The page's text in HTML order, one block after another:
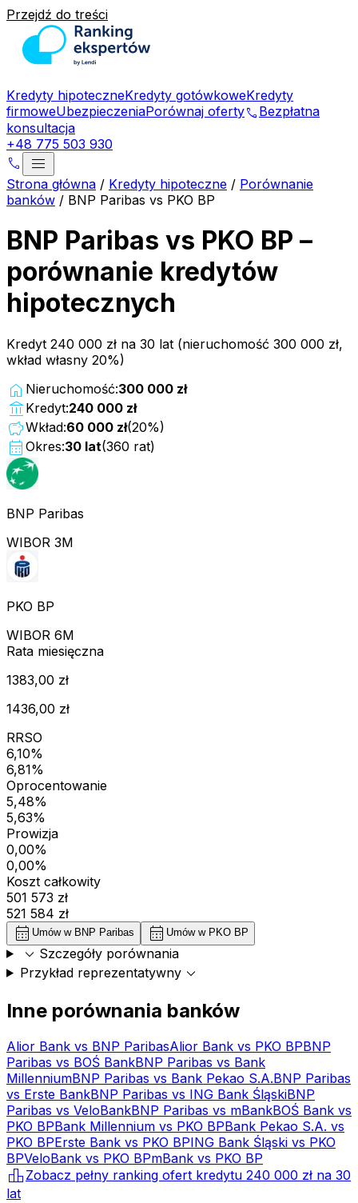
Przejdź do treści
Kredyty hipoteczneKredyty gotówkoweKredyty
firmoweUbezpieczeniaPorównaj ofertyphone Bezpłatna
konsultacja
+48 775 503 930
phone menu
Strona główna / Kredyty hipoteczne / Porównanie
banków / BNP Paribas vs PKO BP
BNP Paribas vs PKO BP –
porównanie kredytów
hipotecznych
Kredyt 240 000 zł na 30 lat (nieruchomość 300 000 zł,
wkład własny 20%)
home Nieruchomość:300 000 zł
account_balance Kredyt:240 000 zł
savingsWkład:60 000 zł(20%)
calendar_month Okres:30 lat(360 rat)
BNP Paribas
WIBOR 3M
PKO BP
WIBOR 6M
Rata miesięczna
1383,00 zł
1436,00 zł
RRSO
6,10%
6,81%
Oprocentowanie
5,48%
5,63%
Prowizja
0,00%
0,00%
Koszt całkowity
501 573 zł
521 584 zł
calendar_month Umów w BNP Paribas calendar_month Umów w PKO BP
expand_more Szczegóły porównania
Przykład reprezentatywnyexpand_more
Inne porównania banków
Alior Bank vs BNP ParibasAlior Bank vs PKO BPBNP
Paribas vs BOŚ BankBNP Paribas vs Bank
MillenniumBNP Paribas vs Bank Pekao S.A.BNP Paribas
vs Erste BankBNP Paribas vs ING Bank ŚląskiBNP
Paribas vs VeloBankBNP Paribas vs mBankBOŚ Bank vs
PKO BPBank Millennium vs PKO BPBank Pekao S.A. vs
PKO BPErste Bank vs PKO BPING Bank Śląski vs PKO
BPVeloBank vs PKO BPmBank vs PKO BP
leaderboard Zobacz pełny ranking ofert kredytu 240 000 zł na 30
lat